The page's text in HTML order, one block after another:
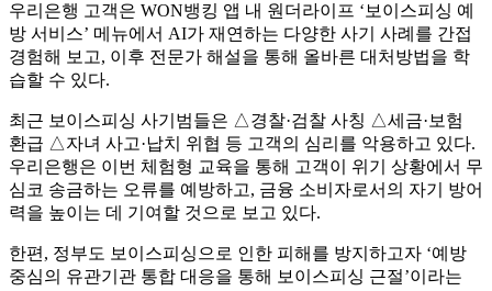
우리은행 고객은 WON뱅킹 앱 내 원더라이프 ‘보이스피싱 예
방 서비스’ 메뉴에서 AI가 재연하는 다양한 사기 사례를 간접
경험해 보고, 이후 전문가 해설을 통해 올바른 대처방법을 학
습할 수 있다.
최근 보이스피싱 사기범들은 △경찰·검찰 사칭 △세금·보험
환급 △자녀 사고·납치 위협 등 고객의 심리를 악용하고 있다.
우리은행은 이번 체험형 교육을 통해 고객이 위기 상황에서 무
심코 송금하는 오류를 예방하고, 금융 소비자로서의 자기 방어
력을 높이는 데 기여할 것으로 보고 있다.
한편, 정부도 보이스피싱으로 인한 피해를 방지하고자 ‘예방
중심의 유관기관 통합 대응을 통해 보이스피싱 근절’이라는